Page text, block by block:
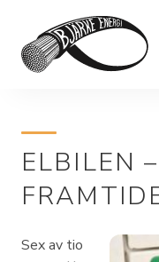
Elhandel
Bjärkefiber
ELBILEN
Sex av tio